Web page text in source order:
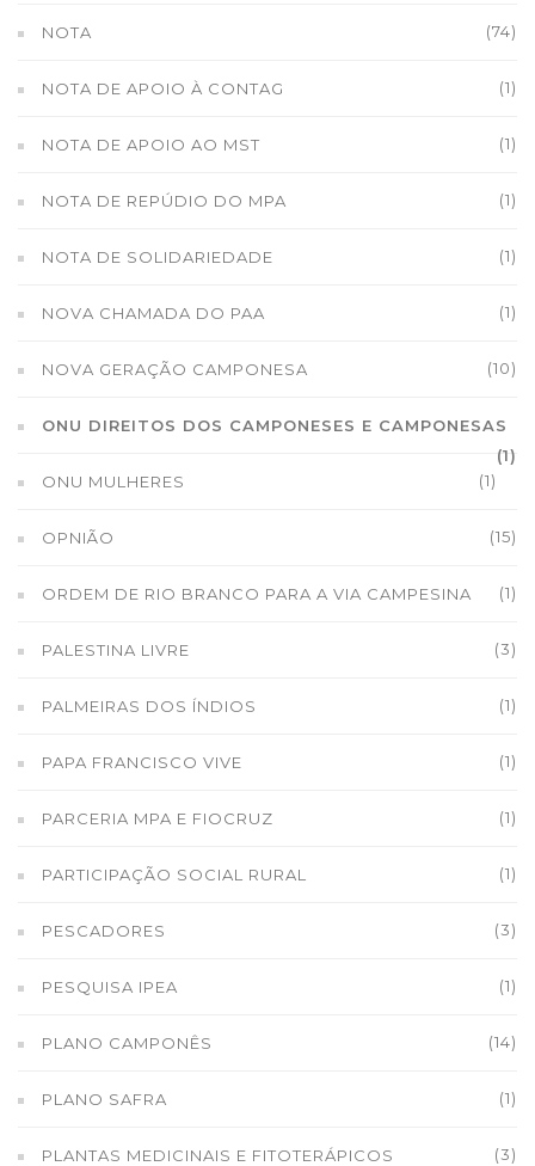
NOTA (74)
NOTA DE APOIO À CONTAG (1)
NOTA DE APOIO AO MST (1)
NOTA DE REPÚDIO DO MPA (1)
NOTA DE SOLIDARIEDADE (1)
NOVA CHAMADA DO PAA (1)
NOVA GERAÇÃO CAMPONESA (10)
ONU DIREITOS DOS CAMPONESES E CAMPONESAS
(1)
ONU MULHERES
(1)
OPNIÃO (15)
ORDEM DE RIO BRANCO PARA A VIA CAMPESINA (1)
PALESTINA LIVRE (3)
PALMEIRAS DOS ÍNDIOS (1)
PAPA FRANCISCO VIVE (1)
PARCERIA MPA E FIOCRUZ (1)
PARTICIPAÇÃO SOCIAL RURAL (1)
PESCADORES (3)
PESQUISA IPEA (1)
PLANO CAMPONÊS (14)
PLANO SAFRA (1)
PLANTAS MEDICINAIS E FITOTERÁPICOS (3)